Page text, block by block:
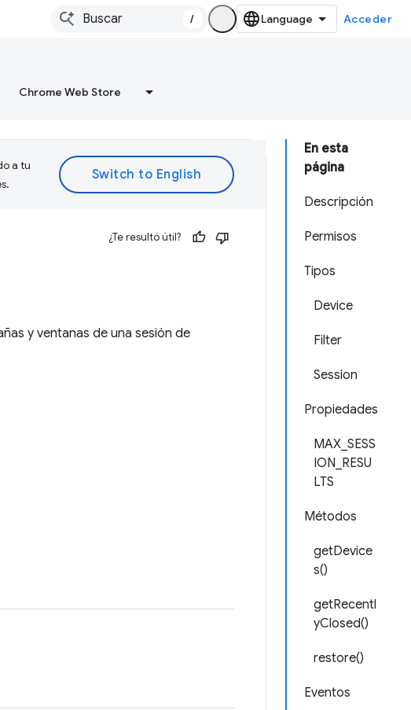
/ Acceder
Chrome Web Store
En esta
página
Descripción
Permisos
Tipos
Device
Filter
Session
Propiedades
MAX_SESS
ION_RESU
LTS
Métodos
getDevice
s()
getRecentl
yClosed()
restore()
Eventos
a tu
¿Te resultó útil?
y ventanas de una sesión de